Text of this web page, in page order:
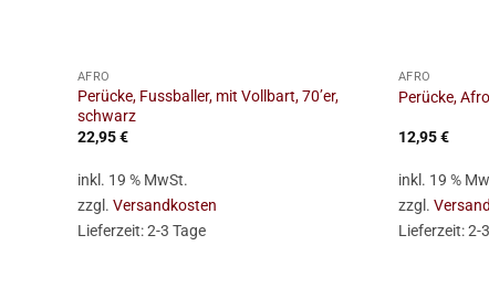
AFRO
Perücke, Fussballer, mit Vollbart, 70’er,
schwarz
22,95€
inkl. 19 % MwSt.
zzgl. Versandkosten
Lieferzeit:2-3 Tage
AFRO
Perücke,
12,95€
inkl. 19 %
zzgl.
Lieferzeit:2-